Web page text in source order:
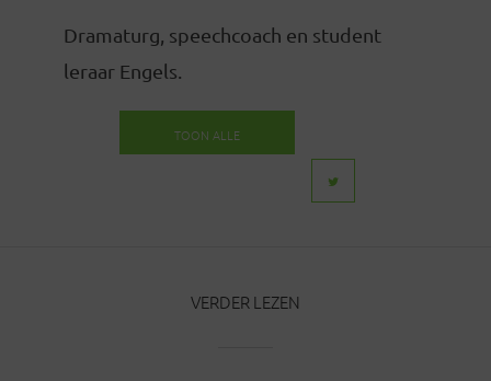
Dramaturg, speechcoach en student
leraar Engels.
TOON ALLE
VERDER LEZEN